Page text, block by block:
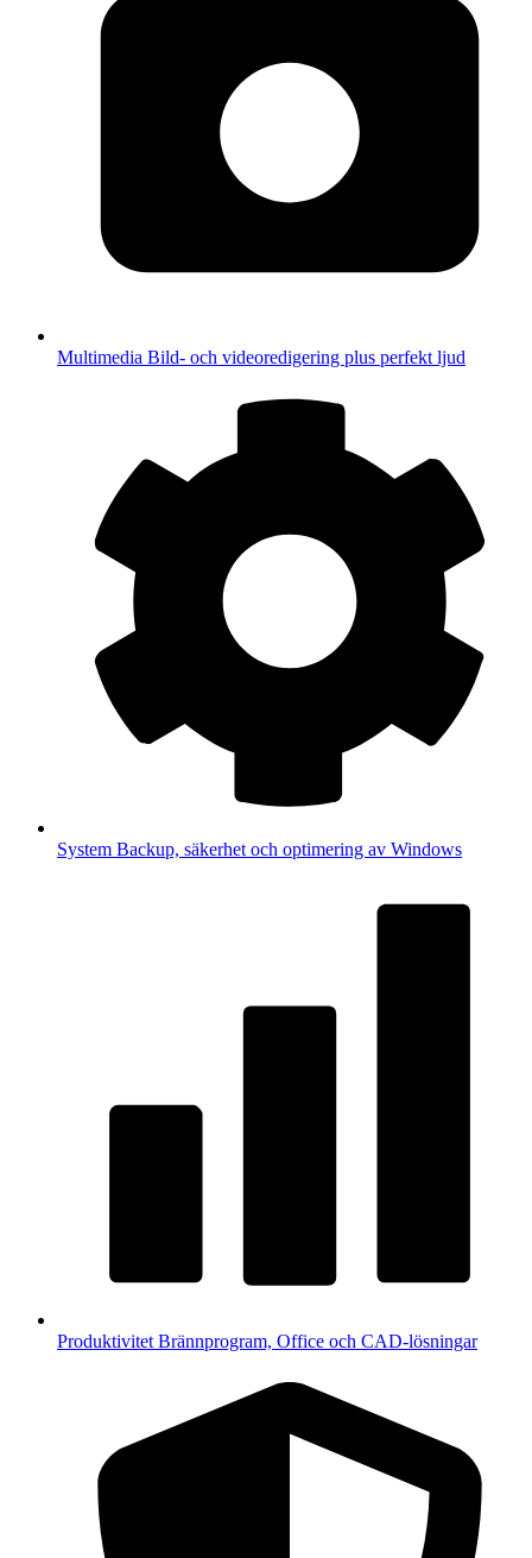
Multimedia Bild- och videoredigering plus perfekt ljud
System Backup, säkerhet och optimering av Windows
Produktivitet Brännprogram, Office och CAD-lösningar